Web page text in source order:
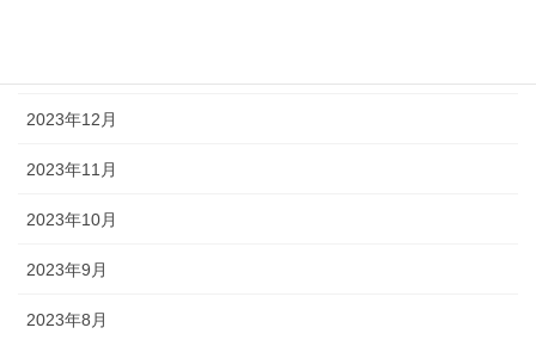
2023年12月
2023年11月
2023年10月
2023年9月
2023年8月